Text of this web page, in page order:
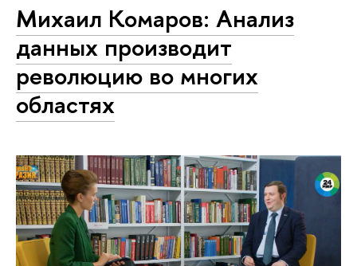
Михаил Комаров: Анализ
данных производит
революцию во многих
областях